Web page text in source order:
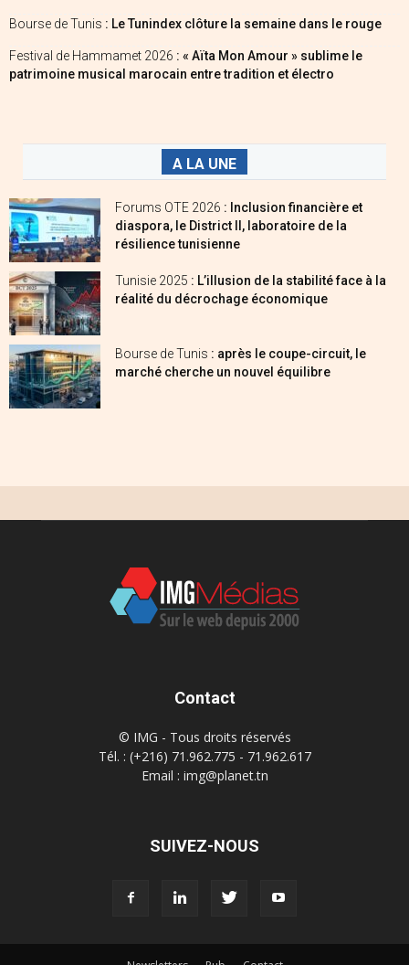
Bourse de Tunis : Le Tunindex clôture la semaine dans le rouge
Festival de Hammamet 2026 : « Aïta Mon Amour » sublime le
patrimoine musical marocain entre tradition et électro
A LA UNE
Forums OTE 2026 : Inclusion financière et
diaspora, le District II, laboratoire de la
résilience tunisienne
Tunisie 2025 : L’illusion de la stabilité face à la
réalité du décrochage économique
Bourse de Tunis : après le coupe-circuit, le
marché cherche un nouvel équilibre
Contact
© IMG - Tous droits réservés
Tél. : (+216) 71.962.775 - 71.962.617
Email : img@planet.tn
SUIVEZ-NOUS